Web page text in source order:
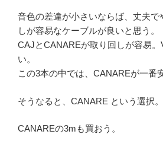
音色の差違が小さいならば、丈夫で
しが容易なケーブルが良いと思う。
CAJとCANAREが取り回しが容易
い。
この3本の中では、CANAREが一番
そうなると、CANARE という選択。
CANAREの3mも買おう。